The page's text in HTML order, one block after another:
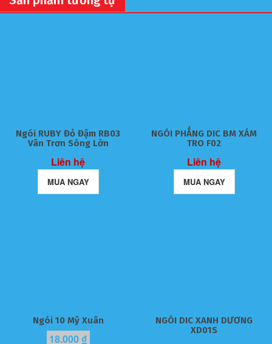
Ngói RUBY Đỏ Đậm RB03
Vân Trơn Sóng Lớn
Liên hệ
MUA NGAY
NGÓI PHẲNG DIC BM XÁM
TRO F02
Liên hệ
MUA NGAY
Ngói 10 Mỹ Xuân
18.000 ₫
NGÓI DIC XANH DƯƠNG
XD01S